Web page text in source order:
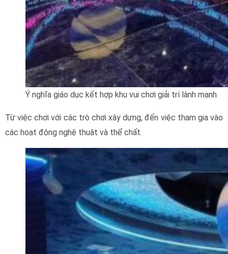
Ý nghĩa giáo dục kết hợp khu vui chơi giải trí lành mạnh
Từ việc chơi với các trò chơi xây dựng, đến việc tham gia vào
các hoạt động nghệ thuật và thể chất.